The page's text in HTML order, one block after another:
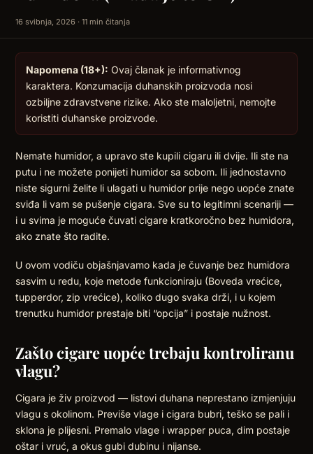
16 svibnja, 2026 · 11 min čitanja
Napomena (18+): Ovaj članak je informativnog
karaktera. Konzumacija duhanskih proizvoda nosi
ozbiljne zdravstvene rizike. Ako ste maloljetni, nemojte
koristiti duhanske proizvode.
Nemate humidor, a upravo ste kupili cigaru ili dvije. Ili ste na
putu i ne možete ponijeti humidor sa sobom. Ili jednostavno
niste sigurni želite li ulagati u humidor prije nego uopće znate
sviđa li vam se pušenje cigara. Sve su to legitimni scenariji —
i u svima je moguće čuvati cigare kratkoročno bez humidora,
ako znate što radite.
U ovom vodiču objašnjavamo kada je čuvanje bez humidora
sasvim u redu, koje metode funkcioniraju (Boveda vrećice,
tupperdor, zip vrećice), koliko dugo svaka drži, i u kojem
trenutku humidor prestaje biti “opcija” i postaje nužnost.
Zašto cigare uopće trebaju kontroliranu
vlagu?
Cigara je živ proizvod — listovi duhana neprestano izmjenjuju
vlagu s okolinom. Previše vlage i cigara bubri, teško se pali i
sklona je plijesni. Premalo vlage i wrapper puca, dim postaje
oštar i vruć, a okus gubi dubinu i nijanse.